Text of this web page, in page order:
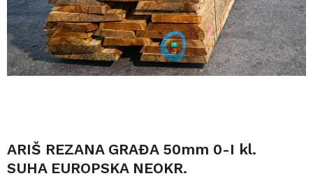
ARIŠ REZANA GRAĐA 50mm 0-I kl.
SUHA EUROPSKA NEOKR.